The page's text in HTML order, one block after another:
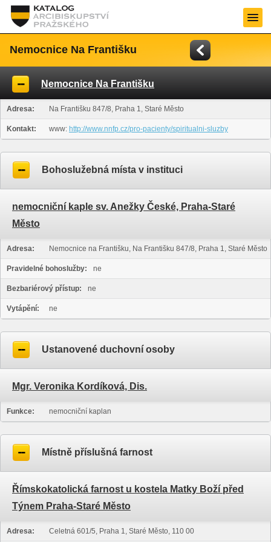
Nemocnice Na Františku
Nemocnice Na Františku
Adresa: Na Františku 847/8, Praha 1, Staré Město
Kontakt: www: http://www.nnfp.cz/pro-pacienty/spiritualni-sluzby
Bohoslužebná místa v instituci
nemocniční kaple sv. Anežky České, Praha-Staré
Město
Adresa: Nemocnice na Františku, Na Františku 847/8, Praha 1, Staré Město
Pravidelné bohoslužby: ne
Bezbariérový přístup: ne
Vytápění: ne
Ustanovené duchovní osoby
Mgr. Veronika Kordíková, Dis.
Funkce: nemocniční kaplan
Místně příslušná farnost
Římskokatolická farnost u kostela Matky Boží před
Týnem Praha-Staré Město
Adresa: Celetná 601/5, Praha 1, Staré Město, 110 00